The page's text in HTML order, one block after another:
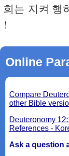
희는 지켜 행
!
Online
Compare
other Bible
Deuteronomy
References -
Ask a question